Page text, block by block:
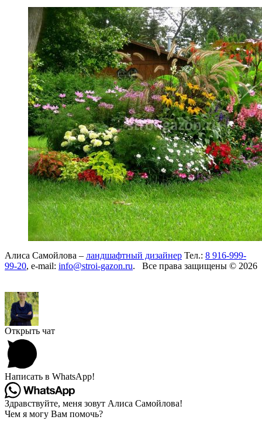
Алиса Самойлова – ландшафтный дизайнер Тел.: 8 916-999-
99-20, e-mail: info@stroi-gazon.ru. Все права защищены © 2026
Открыть чат
Написать в WhatsApp!
Здравствуйте, меня зовут Алиса Самойлова!
Чем я могу Вам помочь?